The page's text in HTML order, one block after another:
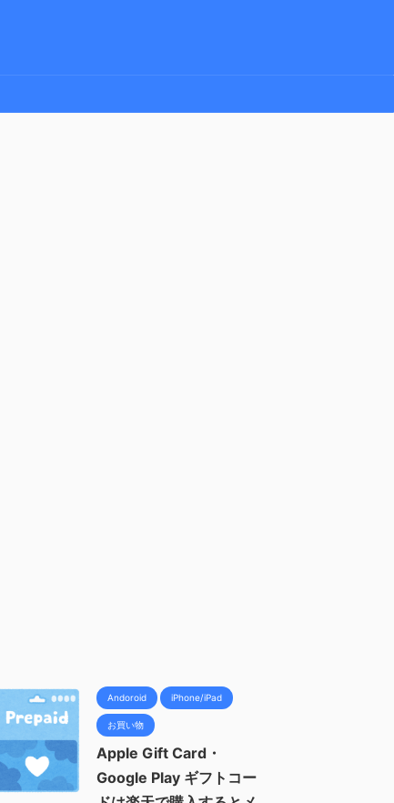
Andoroid iPhone/iPad
お買い物
Apple Gift Card・
Google Play ギフトコー